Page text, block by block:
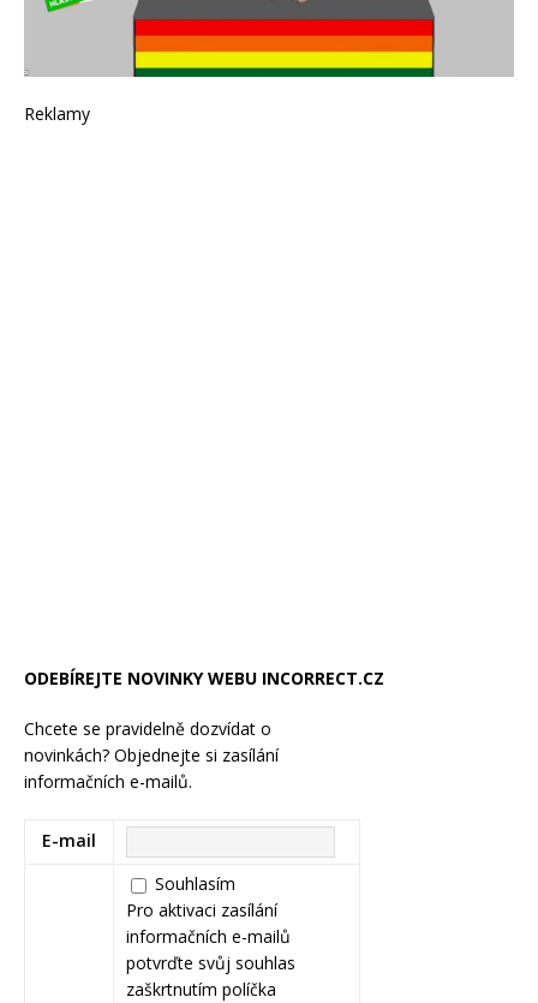
Reklamy
ODEBÍREJTE NOVINKY WEBU INCORRECT.CZ
Chcete se pravidelně dozvídat o
novinkách? Objednejte si zasílání
informačních e-mailů.
E-mail
Souhlasím
Pro aktivaci zasílání
informačních e-mailů
potvrďte svůj souhlas
zaškrtnutím políčka